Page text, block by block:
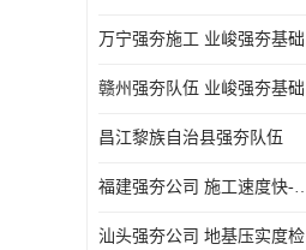
昌江黎族自治县强夯队伍
福建强夯公司 施工速